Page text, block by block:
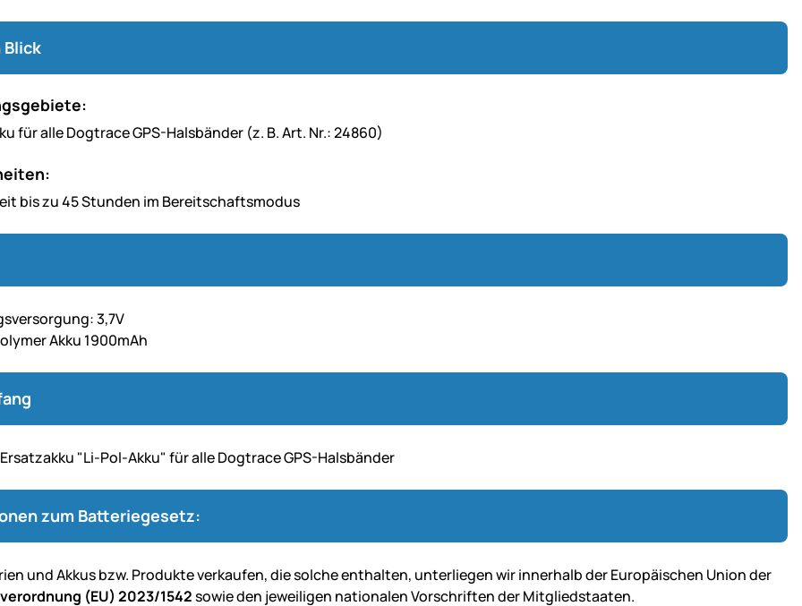
Blick
für alle Dogtrace GPS-Halsbänder (z. B. Art. Nr.: 24860)
bis zu 45 Stunden im Bereitschaftsmodus
3,7V
Akku 1900mAh
"Li-Pol-Akku" für alle Dogtrace GPS-Halsbänder
zum Batteriegesetz:
und Akkus bzw. Produkte verkaufen, die solche enthalten, unterliegen wir innerhalb der Europäischen Union der
(EU) 2023/1542sowie den jeweiligen nationalen Vorschriften der Mitgliedstaaten.